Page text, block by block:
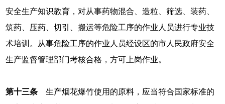
安全生产知识教育，对从事药物混合、造粒、筛选、装药、
筑药、压药、切引、搬运等危险工序的作业人员进行专业技
术培训。从事危险工序的作业人员经设区的市人民政府安全
生产监督管理部门考核合格，方可上岗作业。
第十三条 生产烟花爆竹使用的原料，应当符合国家标准的